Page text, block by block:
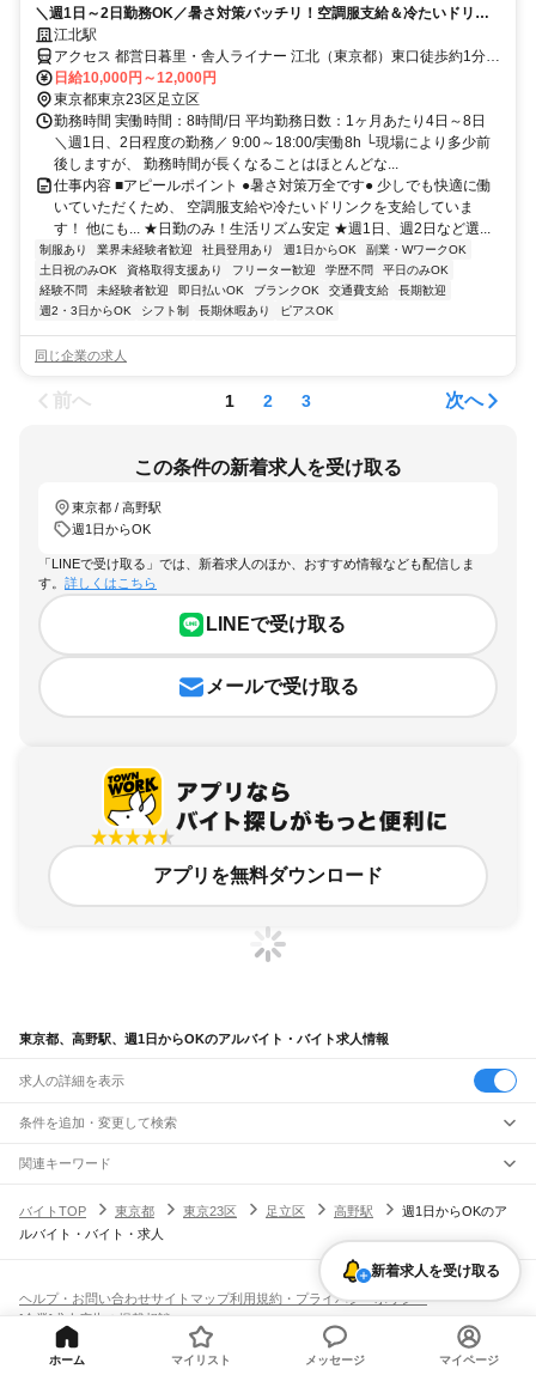
＼週1日～2日勤務OK／暑さ対策バッチリ！空調服支給＆冷たいドリン
ク支給◎50代・60代活躍中【入社祝い金10万円】アルバイトでも安定収
入！未経験大歓迎！★日勤のみ警備★日払いOK★残業ほぼなし
江北駅
アクセス 都営日暮里・舎人ライナー 江北（東京都）東口徒歩約1分、
都営日暮里・舎人ライナー 高野（東京都）西口徒歩約9分、都営日暮
里・舎人ライナー 西新井大師西東口徒歩約12分 江北駅近く
日給10,000円～12,000円
東京都東京23区足立区
勤務時間 実働時間：8時間/日 平均勤務日数：1ヶ月あたり4日～8日
＼週1日、2日程度の勤務／ 9:00～18:00/実働8h └現場により多少前
後しますが、 勤務時間が長くなることはほとんどな...
仕事内容 ■アピールポイント ●暑さ対策万全です● 少しでも快適に働
いていただくため、 空調服支給や冷たいドリンクを支給していま
す！ 他にも... ★日勤のみ！生活リズム安定 ★週1日、週2日など選...
制服あり 業界未経験者歓迎 社員登用あり 週1日からOK
副業・WワークOK
土日祝のみOK
資格取得支援あり フリーター歓迎 学歴不問
平日のみOK
経験不問
未経験者歓迎 即日払いOK ブランクOK 交通費支給
長期歓迎
週2・3日からOK
シフト制 長期休暇あり ピアスOK
同じ企業の求人
前へ 1 2 3 次へ
この条件の新着求人を受け取る
東京都 / 高野駅
週1日からOK
「LINEで受け取る」では、新着求人のほか、おすすめ情報なども配信しま
す。 詳しくはこちら
LINEで受け取る
メールで受け取る
アプリを無料ダウンロード
東京都、高野駅、週1日からOKのアルバイト・バイト求人情報
求人の詳細を表示
条件を追加・変更して検索
市区町村を追加・変更
東京都すべて
東京23区 すべて
墨田区
板橋区練馬区足立区葛飾区
江戸川区
八王子市 武蔵野市三鷹市 昭島市
小金井市
小平市
国分寺市 狛江市
東久留米市
武蔵村山市多摩市 羽村市あきる野市 大島町利島村
駅を追加・変更
JR山手線
高田馬場駅
大塚駅 田端駅西日暮里駅 日暮里駅鶯谷駅
上野駅御徒町駅 秋葉原駅神田駅 東京駅 有楽町駅新橋駅浜松町駅
田町駅
職種を追加・変更
飲食・フードサービスすべて
ホールスタッフキッチンスタッフ
パン屋（ベーカリー）
フードカウンター販売員
バー（BAR）・バーテンダー
飲食店補助（開店・閉店準備） 飲食店（店長・マネージャー）
人気
日払いOK
学生歓迎 髪型・髪色自由
ネイルOK
ピアスOK
オープニングスタッフ
留学生・外国人活躍中
雇用形態を追加・変更
アルバイト・パート
都道府県を変更
関連キーワード
バイトTOP
東京都 東京23区 足立区 高野駅
週1日からOKのア
ルバイト・バイト・求人
新着求人を受け取る
ヘルプ・お問い合わせサイトマップ利用規約・プライバシーポリシー
[企業]求人広告の掲載相談
ホーム マイリスト メッセージ マイページ